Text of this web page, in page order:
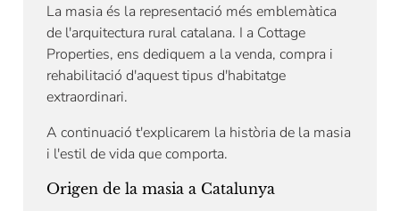
La masia és la representació més emblemàtica
de l'arquitectura rural catalana. I a Cottage
Properties, ens dediquem a la venda, compra i
rehabilitació d'aquest tipus d'habitatge
extraordinari.
A continuació t'explicarem la història de la masia
i l'estil de vida que comporta.
Origen de la masia a Catalunya